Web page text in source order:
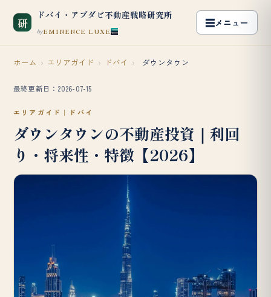
研
ドバイ・アブダビ不動産戦略研究所
byEMINENCE LUXE
ホーム › エリアガイド › ドバイ › ダウンタウン
最終更新日：2026-07-15
エリアガイド｜ドバイ
ダウンタウンの不動産投資｜利回
り・将来性・特徴【2026】